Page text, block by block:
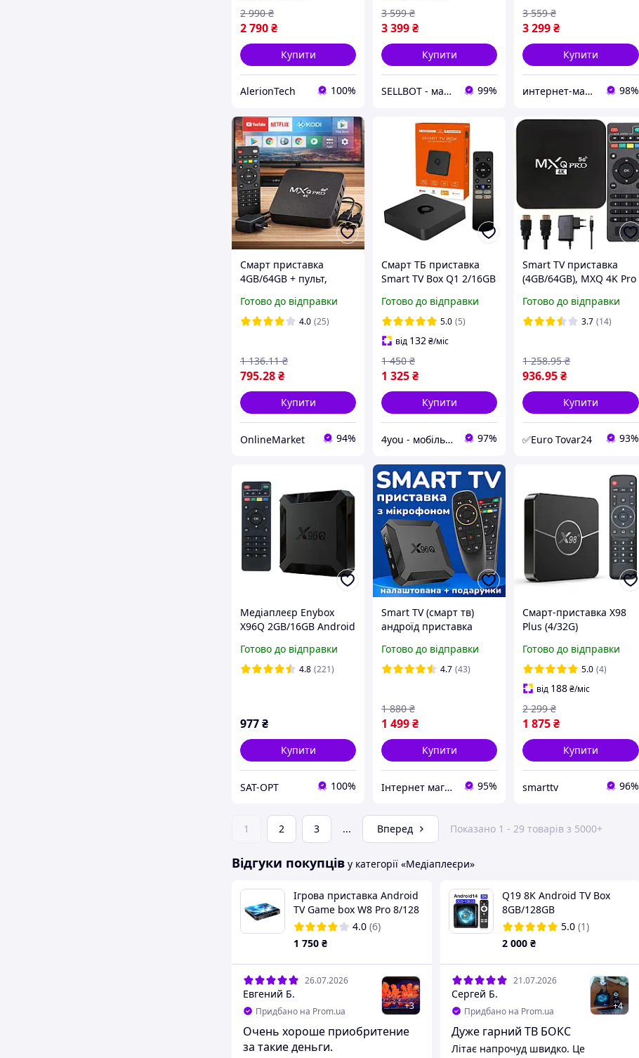
2 790₴
2 990 ₴
Купити
AlerionTech 100%
3 399₴
3 599 ₴
Купити
SELLBOT - магазин розумної техніки 99%
3 299₴
3 559 ₴
Купити
интернет-магазин "Техномаркет" 98%
Смарт приставка
4GB/64GB + пульт,
Чорна / Андроїд
приставка до
Готово до відправки
4.0 (25)
795.28₴
1 136.11 ₴
Купити
OnlineMarket 94%
Смарт ТБ приставка
Smart TV Box Q1 2/16GB
керуванням, Android
10, Allwinner H313,
2.4/5G)
Готово до відправки
5.0 (5)
від 132₴/міс
1 325₴
1 450 ₴
Купити
4you - мобільні, комп'ютерні, автомобільні аксесуари 97%
Smart TV приставка
(4GB/64GB), MXQ 4K Pro
цифрового
телебачення / Smart TV
Готово до відправки
3.7 (14)
936.95₴
1 258.95 ₴
Купити
✅Euro Tovar24 93%
Медіаплеєр Enybox
X96Q 2GB/16GB Android
Готово до відправки
4.8 (221)
977₴
Купити
SAT-OPT 100%
Smart TV (смарт тв)
андроїд приставка
голосовий пульт миша
G10S з гіроскопом
Готово до відправки
4.7 (43)
1 499₴
1 880 ₴
Купити
Інтернет магазин Тюнерок 95%
Смарт-приставка X98
Plus (4/32G)
Готово до відправки
5.0 (4)
від 188₴/міс
1 875₴
2 299 ₴
Купити
smarttv 96%
1 2 3 ... Вперед Показано 1 - 29 товарів з 5000+
Відгуки покупців у категорії «Медіаплеєри»
Ігрова приставка Android
TV Game box W8 Pro 8/128
Гб
4.0 (6)
1 750 ₴
26.07.2026
Евгений Б.
Придбано на Prom.ua +3
Очень хороше приобритение
за такие деньги.
Q19 8K Android TV Box
8GB/128GB
5.0 (1)
2 000 ₴
21.07.2026
Сергей Б.
Придбано на Prom.ua +4
Дуже гарний ТВ БОКС
Літає напрочуд швидко. Це